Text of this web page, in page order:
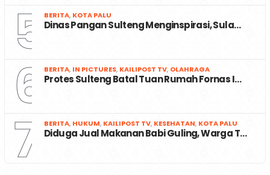
5 BERITA, KOTA PALU
Dinas Pangan Sulteng Menginspirasi, Sula…
6 BERITA, IN PICTURES, KAILIPOST TV, OLAHRAGA
Protes Sulteng Batal Tuan Rumah Fornas I…
7 BERITA, HUKUM, KAILIPOST TV, KESEHATAN, KOTA PALU
Diduga Jual Makanan Babi Guling, Warga T…